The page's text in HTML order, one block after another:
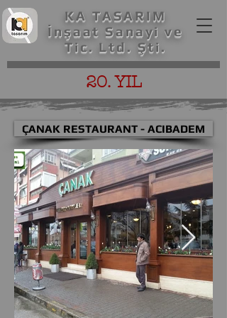
KA TASARIM
İnşaat Sanayi ve
Tic. Ltd. Şti.
20. YIL
ÇANAK RESTAURANT - ACIBADEM